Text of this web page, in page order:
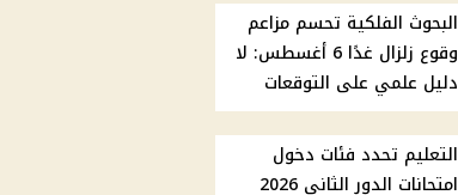
البحوث الفلكية تحسم مزاعم
وقوع زلزال غدًا 6 أغسطس: لا
دليل علمي على التوقعات
التعليم تحدد فئات دخول
امتحانات الدور الثاني 2026